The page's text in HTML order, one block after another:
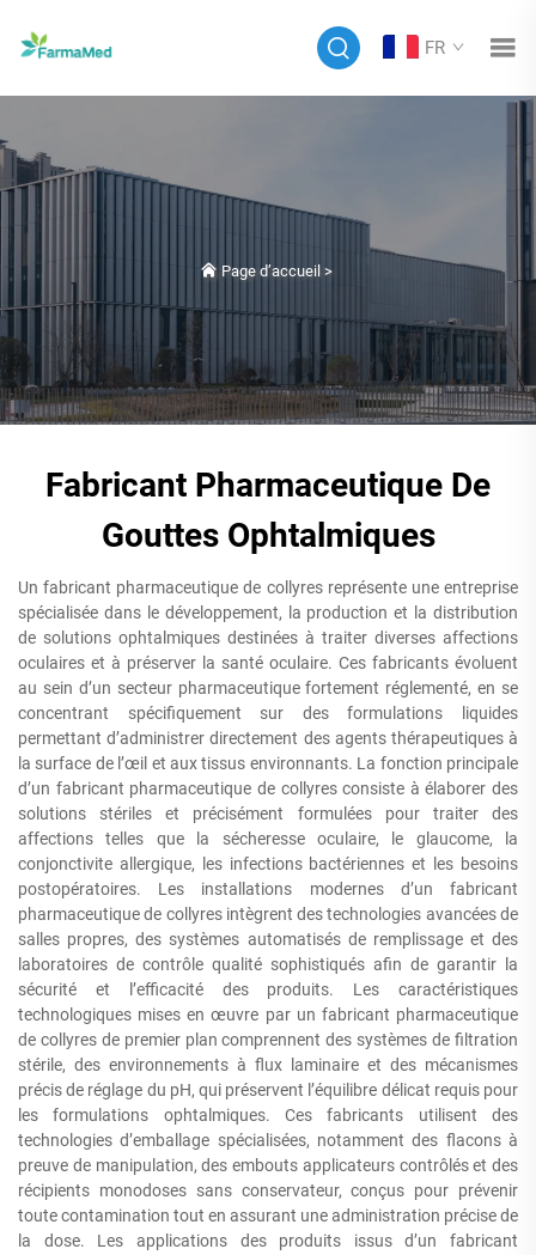
FR
Page d’accueil >
Fabricant Pharmaceutique De
Gouttes Ophtalmiques
Un fabricant pharmaceutique de collyres représente une entreprise
spécialisée dans le développement, la production et la distribution
de solutions ophtalmiques destinées à traiter diverses affections
oculaires et à préserver la santé oculaire. Ces fabricants évoluent
au sein d’un secteur pharmaceutique fortement réglementé, en se
concentrant spécifiquement sur des formulations liquides
permettant d’administrer directement des agents thérapeutiques à
la surface de l’œil et aux tissus environnants. La fonction principale
d’un fabricant pharmaceutique de collyres consiste à élaborer des
solutions stériles et précisément formulées pour traiter des
affections telles que la sécheresse oculaire, le glaucome, la
conjonctivite allergique, les infections bactériennes et les besoins
postopératoires. Les installations modernes d’un fabricant
pharmaceutique de collyres intègrent des technologies avancées de
salles propres, des systèmes automatisés de remplissage et des
laboratoires de contrôle qualité sophistiqués afin de garantir la
sécurité et l’efficacité des produits. Les caractéristiques
technologiques mises en œuvre par un fabricant pharmaceutique
de collyres de premier plan comprennent des systèmes de filtration
stérile, des environnements à flux laminaire et des mécanismes
précis de réglage du pH, qui préservent l’équilibre délicat requis pour
les formulations ophtalmiques. Ces fabricants utilisent des
technologies d’emballage spécialisées, notamment des flacons à
preuve de manipulation, des embouts applicateurs contrôlés et des
récipients monodoses sans conservateur, conçus pour prévenir
toute contamination tout en assurant une administration précise de
la dose. Les applications des produits issus d’un fabricant